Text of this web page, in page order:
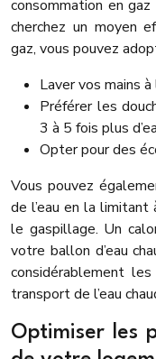
consommation en
cherchez un moyen
gaz, vous pouvez
Laver vos mains à
Préférer les
3 à 5 fois plus
Opter pour des
Vous pouvez
de l’eau en la
le gaspillage. Un
votre ballon d’eau
considérablement
transport de l’eau
Optimiser les